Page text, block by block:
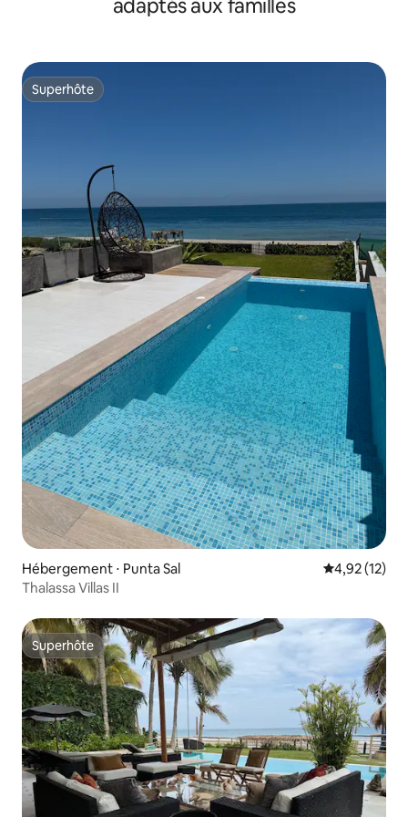
adaptés aux familles
Superhôte
Superhôte
Hébergement ⋅ Punta Sal Évaluation
4,92 (12)
Thalassa Villas II
Superhôte
Superhôte